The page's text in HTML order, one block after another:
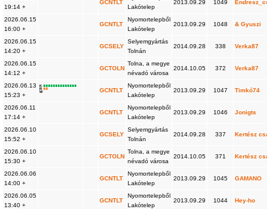
19:14 +
GCNTLT
Lakótelep
2013.09.29 1049
2026.06.15
16:00 +
GCNTLT
Nyomortelepből
Lakótelep
2013.09.29 1048 & Gyuszi
2026.06.15
14:20 +
GCSELY
Selyemgyártás
Tolnán
2014.09.28 338 Verka87
2026.06.15
14:12 +
GCTOLN
Tolna, a megye
névadó városa
2014.10.05 372 Verka87
2026.06.13
15:23 +
K
R
W
GCNTLT
Nyomortelepből
Lakótelep
2013.09.29 1047 Timkó74
2026.06.11
17:14 +
GCNTLT
Nyomortelepből
Lakótelep
2013.09.29 1046 Jonigts
2026.06.10
15:52 +
GCSELY
Selyemgyártás
Tolnán
2014.09.28 337 Kertész
2026.06.10
15:30 +
GCTOLN
Tolna, a megye
névadó városa
2014.10.05 371 Kertész
2026.06.06
14:00 +
GCNTLT
Nyomortelepből
Lakótelep
2013.09.29 1045 GAMANO
2026.06.05
13:40 +
GCNTLT
Nyomortelepből
Lakótelep
2013.09.29 1044 Hey-ho